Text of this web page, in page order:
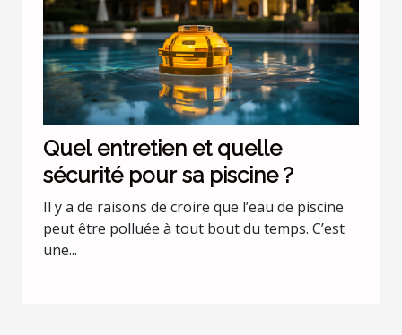
Quel entretien et quelle
sécurité pour sa piscine ?
Il y a de raisons de croire que l’eau de piscine
peut être polluée à tout bout du temps. C’est
une...